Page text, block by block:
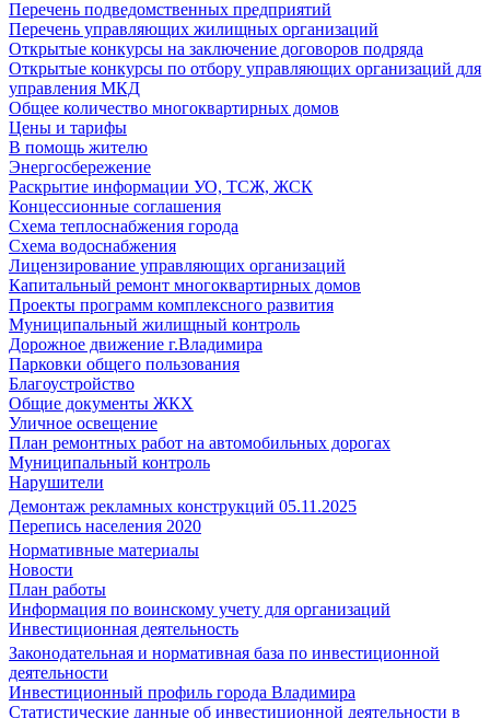
Перечень подведомственных предприятий
Перечень управляющих жилищных организаций
Открытые конкурсы на заключение договоров подряда
Открытые конкурсы по отбору управляющих организаций для
управления МКД
Общее количество многоквартирных домов
Цены и тарифы
В помощь жителю
Энергосбережение
Раскрытие информации УО, ТСЖ, ЖСК
Концессионные соглашения
Схема теплоснабжения города
Схема водоснабжения
Лицензирование управляющих организаций
Капитальный ремонт многоквартирных домов
Проекты программ комплексного развития
Муниципальный жилищный контроль
Дорожное движение г.Владимира
Парковки общего пользования
Благоустройство
Общие документы ЖКХ
Уличное освещение
План ремонтных работ на автомобильных дорогах
Муниципальный контроль
Нарушители
Демонтаж рекламных конструкций 05.11.2025
Перепись населения 2020
Нормативные материалы
Новости
План работы
Информация по воинскому учету для организаций
Инвестиционная деятельность
Законодательная и нормативная база по инвестиционной
деятельности
Инвестиционный профиль города Владимира
Статистические данные об инвестиционной деятельности в